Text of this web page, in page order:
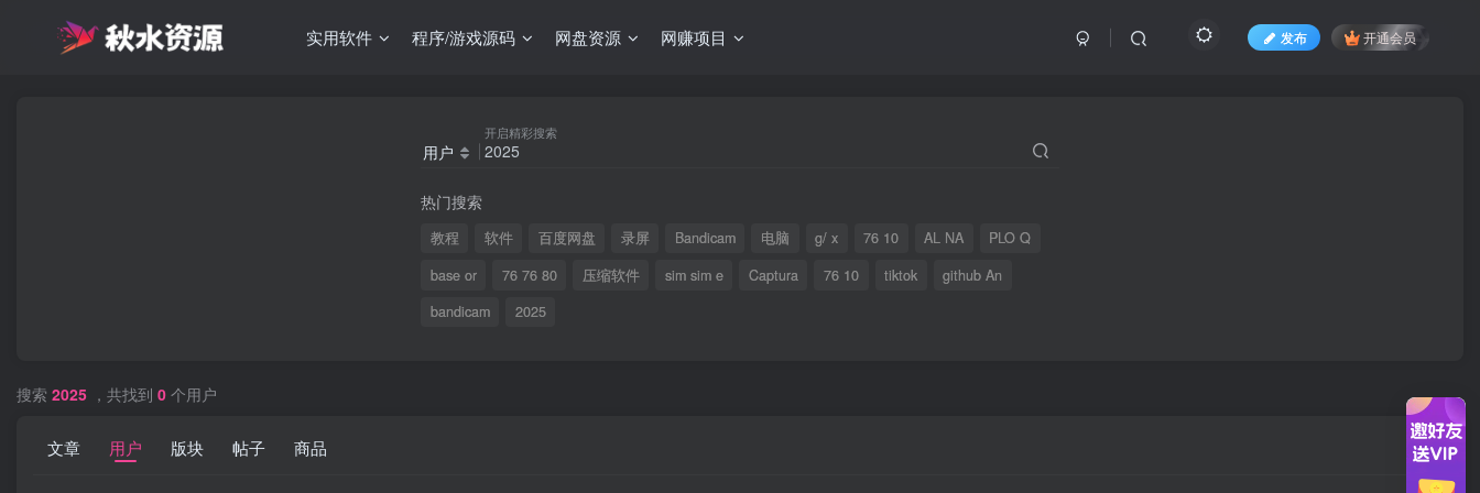
实用软件 程序/游戏源码 网盘资源 网赚项目 发布 开通会员
用户
开启精彩搜索
热门搜索
教程 软件 百度网盘 录屏 Bandicam 电脑 g/ x 76 10 AL NA
PLO Q
base or
76 76 80 压缩软件 sim sim e Captura 76 10 tiktok
github An
bandicam
2025
搜索 2025 ，共找到 0 个用户
文章 用户 版块 帖子 商品